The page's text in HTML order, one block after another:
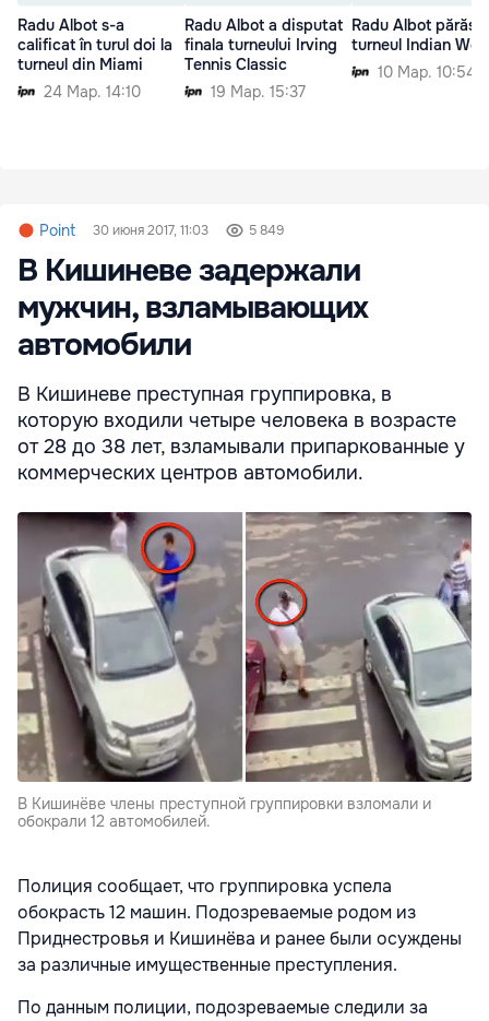
Radu Albot s-a
calificat în turul doi la
turneul din Miami
24 Мар. 14:10
Radu Albot a disputat
finala turneului Irving
Tennis Classic
19 Мар. 15:37
Radu Albot
turneul Indian
10 Мар. 10:54
Point 30 июня 2017, 11:03 5 849
В Кишиневе задержали
мужчин, взламывающих
автомобили
В Кишиневе преступная группировка, в
которую входили четыре человека в возрасте
от 28 до 38 лет, взламывали припаркованные у
коммерческих центров автомобили.
В Кишинёве члены преступной группировки взломали и
обокрали 12 автомобилей.
Полиция сообщает, что группировка успела
обокрасть 12 машин. Подозреваемые родом из
Приднестровья и Кишинёва и ранее были осуждены
за различные имущественные преступления.
По данным полиции, подозреваемые следили за